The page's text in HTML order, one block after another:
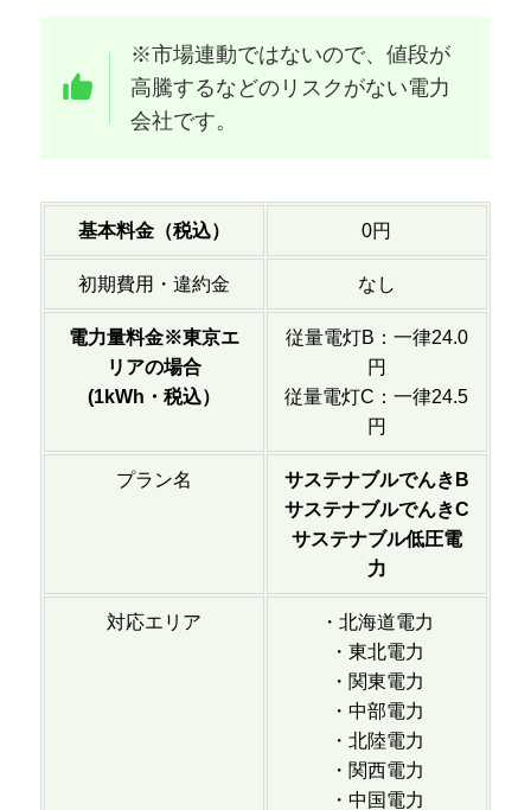
※市場連動ではないので、値段が
高騰するなどのリスクがない電力
会社です。
基本料金（税込） 0円
初期費用・違約金 なし
電力量料金※東京エ
リアの場合
(1kWh・税込）
従量電灯B：一律24.0
円
従量電灯C：一律24.5
円
プラン名
サステナブルでんきB
サステナブルでんきC
サステナブル低圧電
力
対応エリア
・北海道電力
・東北電力
・関東電力
・中部電力
・北陸電力
・関西電力
・中国電力